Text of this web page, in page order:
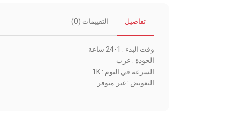
تفاصيل التقييمات (0)
وقت البدء : 1-24 ساعة
الجودة : عرب
السرعة في اليوم : 1K
التعويض : غير متوفر